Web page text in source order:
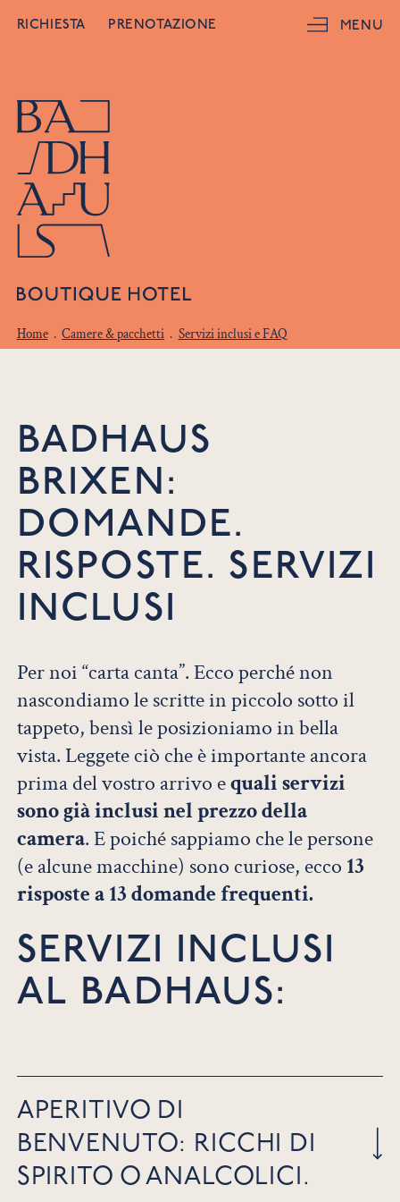
RICHIESTA PRENOTAZIONE MENU
Home . Camere & pacchetti . Servizi inclusi e FAQ
BADHAUS
BRIXEN:
DOMANDE.
RISPOSTE. SERVIZI
INCLUSI
Per noi “carta canta”. Ecco perché non
nascondiamo le scritte in piccolo sotto il
tappeto, bensì le posizioniamo in bella
vista. Leggete ciò che è importante ancora
prima del vostro arrivo equali servizi
sono già inclusi nel prezzo della
camera. E poiché sappiamo che le persone
(e alcune macchine) sono curiose, ecco 13
risposte a 13 domande frequenti.
SERVIZI INCLUSI
AL BADHAUS:
APERITIVO DI
BENVENUTO: RICCHI DI
SPIRITO O ANALCOLICI.